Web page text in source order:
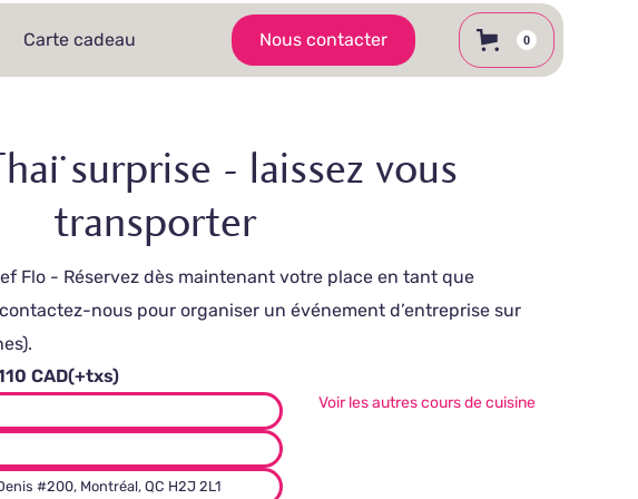
Carte cadeau Nous contacter 0
surprise - laissez vous
transporter
Flo - Réservez dès maintenant votre place en tant que
nous pour organiser un événement d’entreprise sur
CAD(+txs)
#200, Montréal, QC H2J 2L1
Voir les autres cours de cuisine